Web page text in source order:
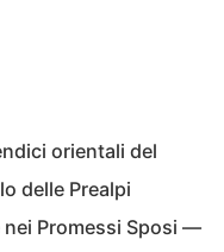
orientali del
delle Prealpi
Promessi Sposi —